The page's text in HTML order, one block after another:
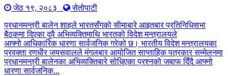
जेठ १९, २०८३
सेतोपाटी
प्रधानमन्त्री बालेन शाहले भारतसँगको सीमाबारे आइतबार प्रतिनिधिसभा
बैठकमा दिएका दुवै अभिव्यक्तिमाथि भारतको विदेश मन्त्रालयले
आफ्नो आधिकारिक धारणा सार्वजनिक गरेको छ। भारतीय विदेश मन्त्रालयका
प्रवक्ता रणधीर जयसवालले मंगलबार आयोजित साप्ताहिक पत्रकार सम्मेलनमा
प्रधानमन्त्री बालेनका अभिव्यक्तिबारे सोधिएका प्रश्नको जबाफ दिँदै आफ्नो
धारणा सार्वजनिक...